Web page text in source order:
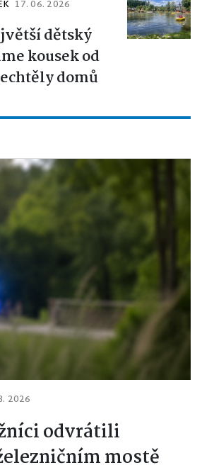
17. 06. 2026
dětský
kousek od
domů
2026
odvrátili
mostě